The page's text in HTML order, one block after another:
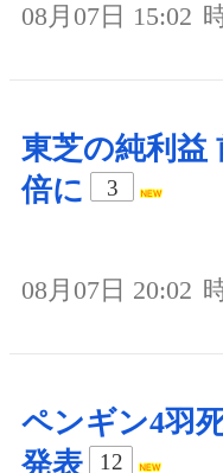
08月07日 15:02
東芝の純利益
倍に
3
08月07日 20:02
ペンギン4羽
発表
12